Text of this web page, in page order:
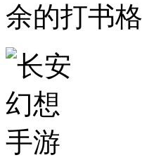
余的打书